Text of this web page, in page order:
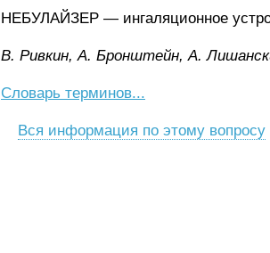
НЕБУЛАЙЗЕР — ингаляционное
B. Pивкин, A. Бpoнштeйн, A.
Словарь терминов...
Вся информация по этому вопросу